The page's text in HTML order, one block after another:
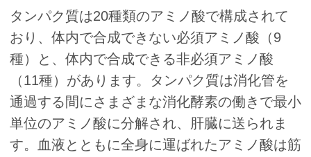
タンパク質は20種類のアミノ酸で構成されて
おり、体内で合成できない必須アミノ酸（9
種）と、体内で合成できる非必須アミノ酸
（11種）があります。タンパク質は消化管を
通過する間にさまざまな消化酵素の働きで最小
単位のアミノ酸に分解され、肝臓に送られま
す。血液とともに全身に運ばれたアミノ酸は筋